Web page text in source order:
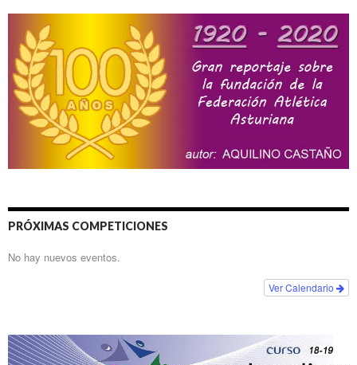
PRÓXIMAS COMPETICIONES
No hay nuevos eventos.
Ver Calendario